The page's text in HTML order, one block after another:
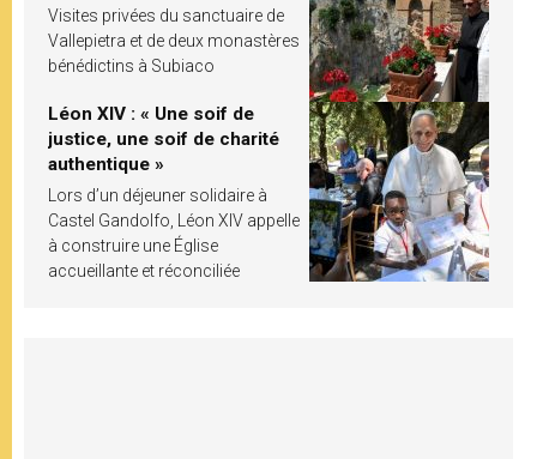
Visites privées du sanctuaire de
Vallepietra et de deux monastères
bénédictins à Subiaco
Léon XIV : « Une soif de
justice, une soif de charité
authentique »
Lors d’un déjeuner solidaire à
Castel Gandolfo, Léon XIV appelle
à construire une Église
accueillante et réconciliée